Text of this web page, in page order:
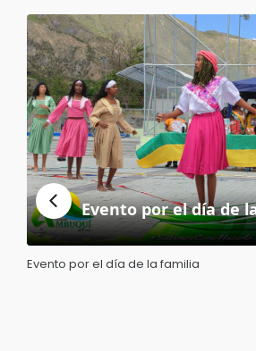
Apoyo a los
parroquias